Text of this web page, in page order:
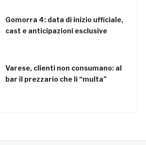
Gomorra 4: data di inizio ufficiale,
cast e anticipazioni esclusive
Varese, clienti non consumano: al
bar il prezzario che li “multa”